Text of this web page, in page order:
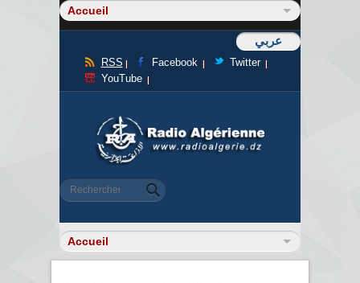
عربي
RSS Facebook
Twitter
YouTube
Formulaire de recherche
Rechercher